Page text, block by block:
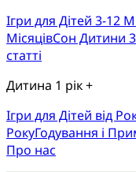
Ігри для Дітей 3-12
МісяцівСон Дитини
статті
Дитина 1 рік +
Ігри для Дітей від
РокуГодування і
Про нас